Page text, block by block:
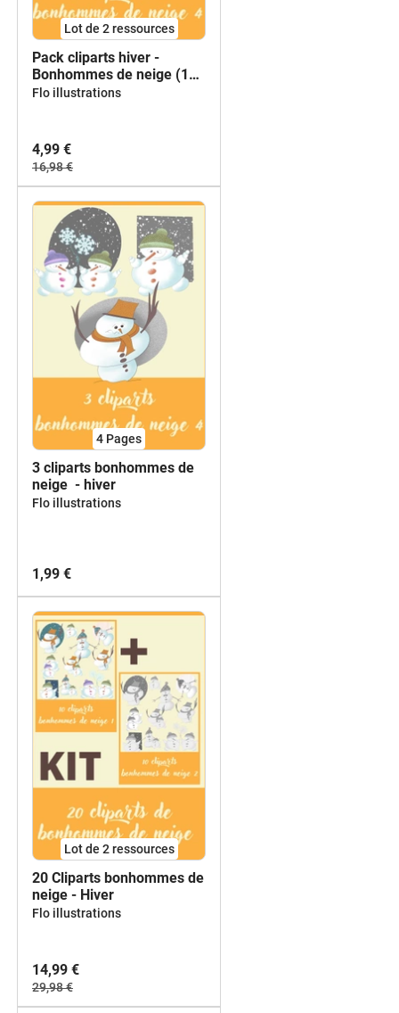
Lot de 2 ressources
Pack cliparts hiver -
Bonhommes de neige (13
modèles)
Flo illustrations
4,99 €
16,98 €
4 Pages
3 cliparts bonhommes de
neige - hiver
Flo illustrations
1,99 €
Lot de 2 ressources
20 Cliparts bonhommes de
neige - Hiver
Flo illustrations
14,99 €
29,98 €